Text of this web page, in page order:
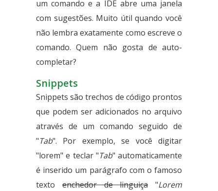
um comando e a IDE abre uma janela
com sugestões. Muito útil quando você
não lembra exatamente como escreve o
comando. Quem não gosta de auto-
completar?
Snippets
Snippets são trechos de código prontos
que podem ser adicionados no arquivo
através de um comando seguido de
"Tab". Por exemplo, se você digitar
"lorem" e teclar "Tab" automaticamente
é inserido um parágrafo com o famoso
textoenchedor de linguiça"Lorem